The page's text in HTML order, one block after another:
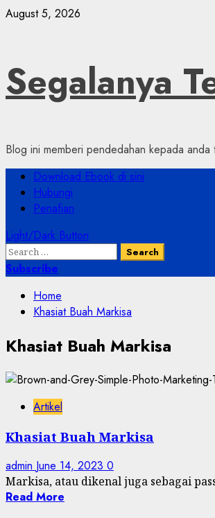
Skip
August 5, 2026
Segalanya
Blog ini memberi pendedahan kepada anda
Primary
Menu
Download Ebook di sini
Hubungi
Penafian
Light/Dark Button
Search
for:
Subscribe
Home
Khasiat Buah Markisa
Khasiat Buah Markisa
Artikel
Khasiat Buah Markisa
admin June 14, 2023 0
Markisa, atau dikenal juga sebagai
Read More